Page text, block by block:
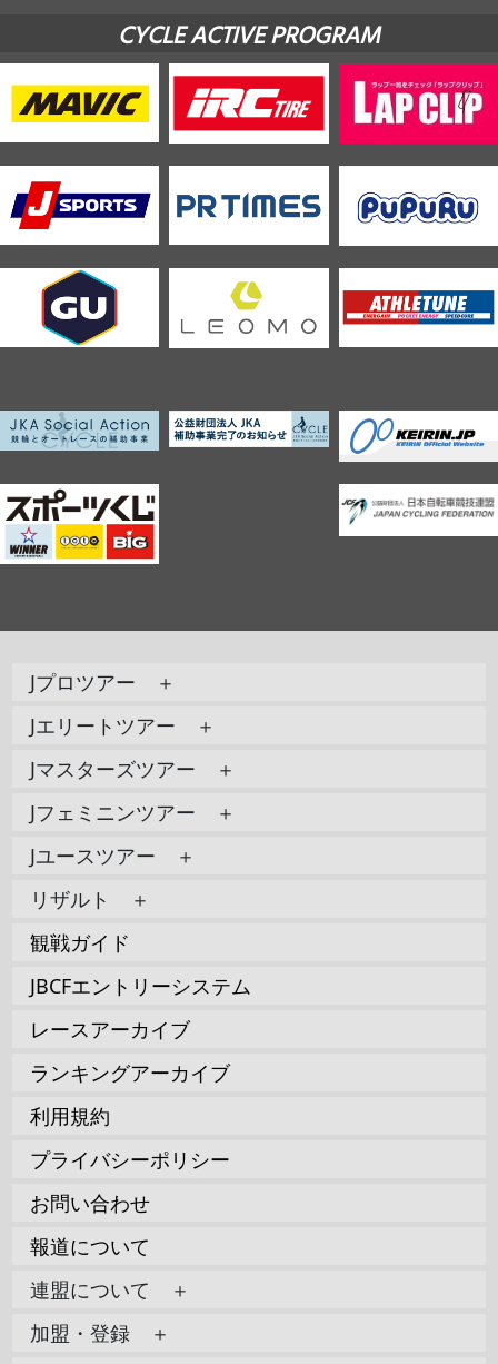
CYCLE ACTIVE PROGRAM
Jプロツアー ＋
Jエリートツアー ＋
Jマスターズツアー ＋
Jフェミニンツアー ＋
Jユースツアー ＋
リザルト ＋
観戦ガイド
JBCFエントリーシステム
レースアーカイブ
ランキングアーカイブ
利用規約
プライバシーポリシー
お問い合わせ
報道について
連盟について ＋
加盟・登録 ＋